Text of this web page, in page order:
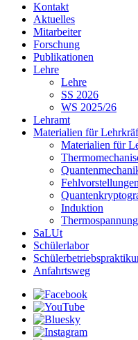
Kontakt
Aktuelles
Mitarbeiter
Forschung
Publikationen
Lehre
Lehre
SS 2026
WS 2025/26
Lehramt
Materialien für
Materialien für
Induktion
SaLUt
Schülerlabor
Anfahrtsweg